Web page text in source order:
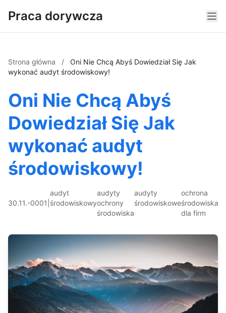
Praca dorywcza
Strona główna /
Oni Nie Chcą Abyś Dowiedział Się Jak
wykonać audyt środowiskowy!
Oni Nie Chcą Abyś
Dowiedział Się Jak
wykonać audyt
środowiskowy!
30.11.-0001
audyt
środowiskowy
audyty
ochrony
środowiska
audyty
środowiskowe
ochrona
środowiska
dla firm